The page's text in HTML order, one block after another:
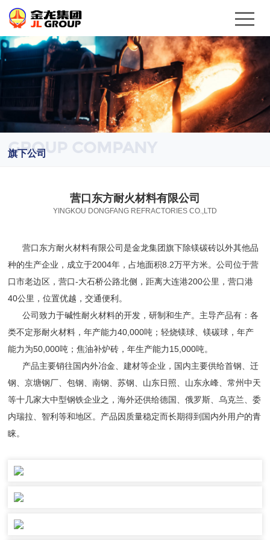
GROUP COMPANY
旗下公司
营口东方耐火材料有限公司
YINGKOU DONGFANG REFRACTORIES CO.,LTD
营口东方耐火材料有限公司是金龙集团旗下除镁碳砖以外其他品
种的生产企业，成立于2004年，占地面积8.2万平方米。公司位于营
口市老边区，营口-大石桥公路北侧，距离大连港200公里，营口港
40公里，位置优越，交通便利。
公司致力于碱性耐火材料的开发，研制和生产。主导产品有：各
类不定形耐火材料，年产能力40,000吨；轻烧镁球、镁碳球，年产
能力为50,000吨；焦油补炉砖，年生产能力15,000吨。
产品主要销往国内外冶金、建材等企业，国内主要供给首钢、迁
钢、京塘钢厂、包钢、南钢、苏钢、山东日照、山东永峰、常州中天
等十几家大中型钢铁企业之，海外还供给德国、俄罗斯、乌克兰、委
内瑞拉、智利等和地区。产品因质量稳定而长期得到国内外用户的青
睐。